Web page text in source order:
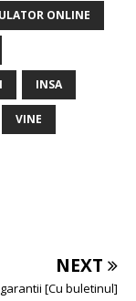
ONLINE
INSA
VINE
NEXT
[Cu buletinul]